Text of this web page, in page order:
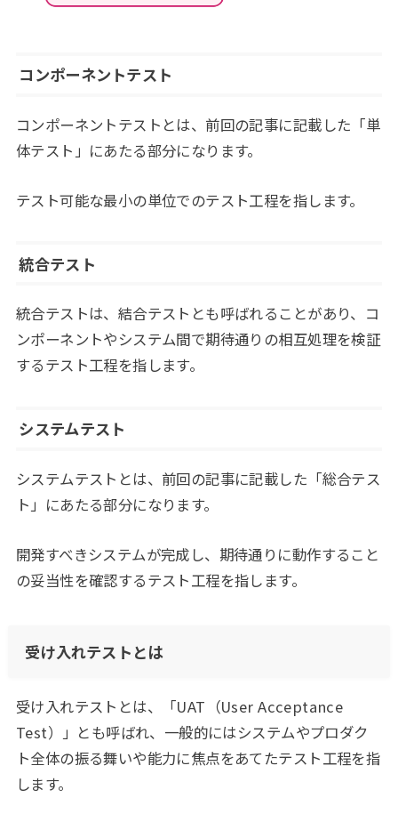
コンポーネントテスト
コンポーネントテストとは、前回の記事に記載した「単
体テスト」にあたる部分になります。
テスト可能な最小の単位でのテスト工程を指します。
統合テスト
統合テストは、結合テストとも呼ばれることがあり、コ
ンポーネントやシステム間で期待通りの相互処理を検証
するテスト工程を指します。
システムテスト
システムテストとは、前回の記事に記載した「総合テス
ト」にあたる部分になります。
開発すべきシステムが完成し、期待通りに動作すること
の妥当性を確認するテスト工程を指します。
受け入れテストとは
受け入れテストとは、「UAT（User Acceptance
Test）」とも呼ばれ、一般的にはシステムやプロダク
ト全体の振る舞いや能力に焦点をあてたテスト工程を指
します。